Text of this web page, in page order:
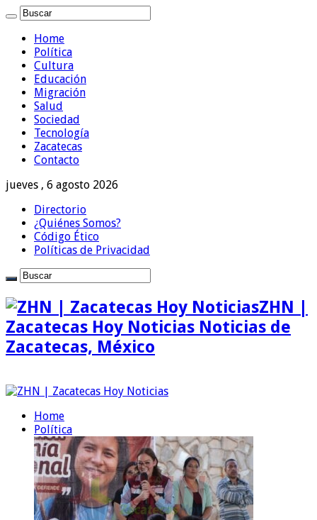
Home
Política
Cultura
Educación
Migración
Salud
Sociedad
Tecnología
Zacatecas
Contacto
jueves , 6 agosto 2026
Directorio
¿Quiénes Somos?
Código Ético
Políticas de Privacidad
ZHN |
Zacatecas Hoy Noticias Noticias de
Zacatecas, México
Home
Política